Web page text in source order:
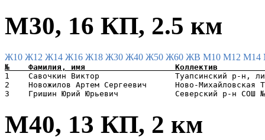
М30, 16 КП, 2.5 км
Ж10 Ж12 Ж14 Ж16 Ж18 Ж30 Ж40 Ж50 Ж60 ЖВ М10 М12 М14
1    Савочкин Виктор                Туапсинский
2    Новожилов Артем Сергеевич      Ново-
М40, 13 КП, 2 км